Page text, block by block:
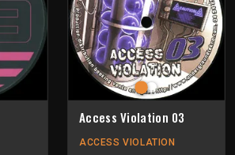
Access Violation 03
ACCESS VIOLATION